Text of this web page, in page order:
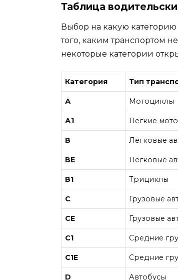
Таблица
Выбор на какую
того, каким транспортом
некоторые категории
Категория Тип
А Мотоциклы
А1 Легкие
В Легковые
ВE Легковые
В1 Трициклы
С Грузовые
СE Грузовые
С1 Средние
С1E Средние
D Автобусы